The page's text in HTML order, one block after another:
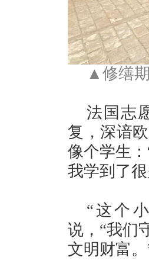
▲修缮
法国志
复，深谙
像个学生
我学到了
“这个
说，“我们
文明财富。